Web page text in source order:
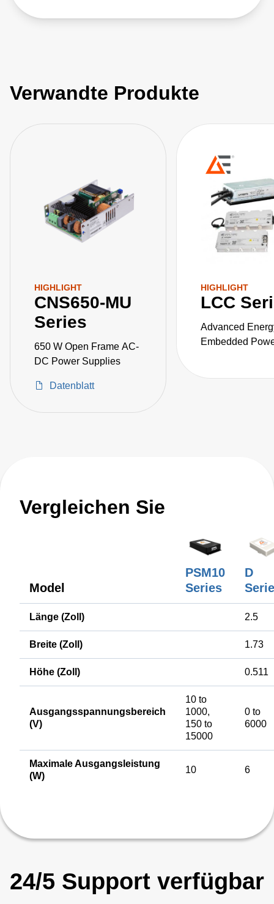
Verwandte Produkte
HIGHLIGHT
CNS650-MU
Series
650 W Open Frame AC-
DC Power Supplies
Datenblatt
HIGHLIGHT
LCC
Advanced
Embedded
Vergleichen Sie
Model
PSM10
Series
D
Länge (Zoll) 2.5
Breite (Zoll) 1.73
Höhe (Zoll) 0.511
Ausgangsspannungsbereich
(V)
10 to
1000,
150 to
15000
0 to
6000
Maximale Ausgangsleistung
(W)
10 6
24/5 Support verfügbar